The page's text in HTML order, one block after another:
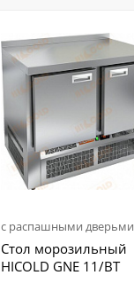
с распашными дверьми
Стол морозильный
HICOLD GNE 11/BT